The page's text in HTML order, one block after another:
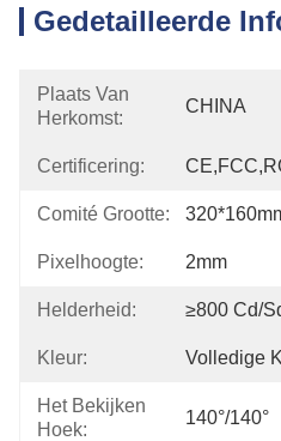
Gedetailleerde
Plaats Van
Herkomst:
CHINA
Certificering:
Comité Grootte:
Pixelhoogte: 2mm
Helderheid: ≥800 Cd/
Kleur: Volledige
Het Bekijken
Hoek:
140°/140°